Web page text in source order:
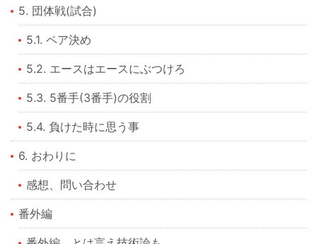
5. 団体戦(試合)
5.1. ペア決め
5.2. エースはエースにぶつけろ
5.3. 5番手(3番手)の役割
5.4. 負けた時に思う事
6. おわりに
感想、問い合わせ
番外編